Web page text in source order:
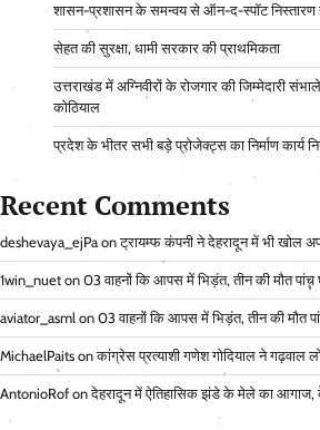
शासन-प्रशासन के समन्वय से ऑन-द-स्पॉट निस्तारण
सेहत की सुरक्षा, धामी सरकार की प्राथमिकता
उत्तराखंड में अग्निवीरों के रोजगार की जिम्मेदारी
कोठियाल
प्रदेश के भीतर सभी बड़े प्रोजेक्ट्स का निर्माण कार्य
Recent Comments
deshevaya_ejPa onट्रायम्फ कंपनी ने देहरादून में भी खोल
1win_nuet on 03 वाहनों कि आपस में भिड़ंत, तीन की मौत पांच
aviator_asml on 03 वाहनों कि आपस में भिड़ंत, तीन की मौत
MichaelPaits onकांग्रेस प्रत्याशी गणेश गोदियाल ने गढ़वाल
AntonioRof onदेहरादून में ऐतिहासिक झंडे के मेले का